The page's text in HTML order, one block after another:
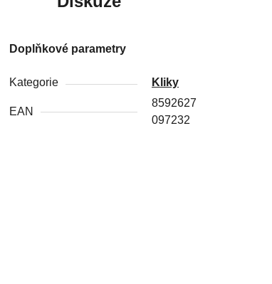
Doplňkové parametry
Kategorie Kliky
EAN
8592627
097232